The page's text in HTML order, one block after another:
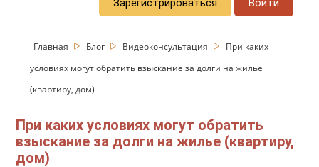
Зарегистрироваться Войти
Главная Блог Видеоконсультация
При каких
условиях могут обратить взыскание за долги на жилье
(квартиру, дом)
При каких условиях могут обратить
взыскание за долги на жилье (квартиру,
дом)